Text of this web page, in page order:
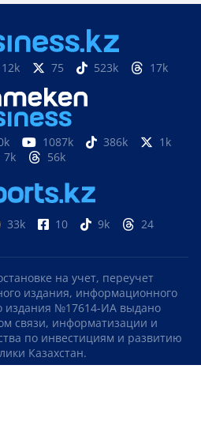
12k 75 523k 17k
1087k 386k
1k
7k
56k
33k 10 9k 24
на учет, переучет
издания, информационного
издания №17614-ИА выдано
связи, информатизации и
по инвестициям и развитию
Казахстан.